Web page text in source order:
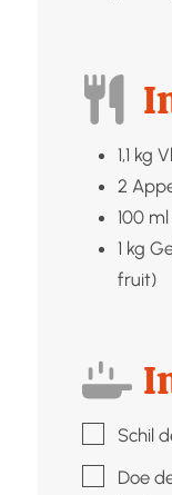
1,1 kg
2
100 ml
1 kg
fruit)
▢Schil
▢Doe